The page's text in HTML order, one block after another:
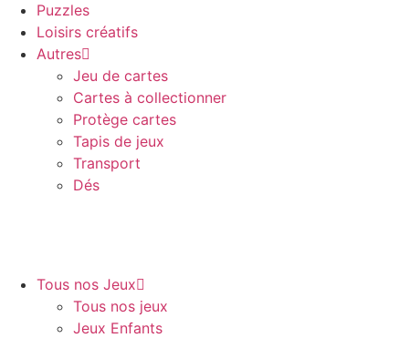
Puzzles
Loisirs créatifs
Autres
Jeu de cartes
Cartes à collectionner
Protège cartes
Tapis de jeux
Transport
Dés
Tous nos Jeux
Tous nos jeux
Jeux Enfants